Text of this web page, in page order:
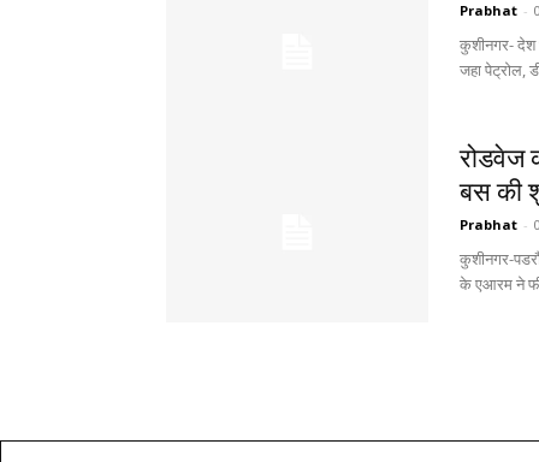
Prabhat -
कुशीनगर-
जहा पेट्रोल,
रोडवेज
बस की
Prabhat -
कुशीनगर-